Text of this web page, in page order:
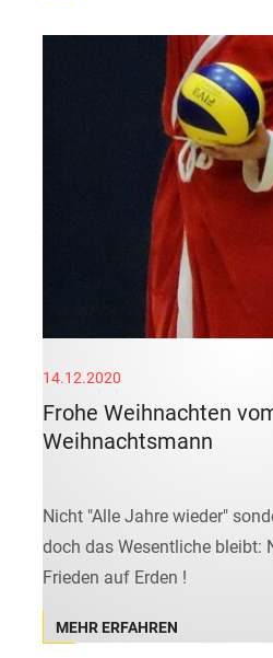
14.12.2020
Frohe Weihnachten
Weihnachtsmann
Nicht "Alle Jahre wieder"
doch das Wesentliche bleibt:
Frieden auf Erden !
MEHR ERFAHREN